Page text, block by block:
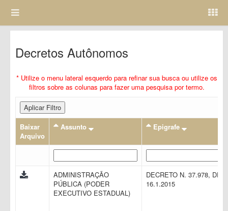
Decretos Autônomos
* Utilize o menu lateral esquerdo para refinar sua busca ou utilize os
filtros sobre as colunas para fazer uma pesquisa por termo.
Aplicar Filtro
Baixar
Arquivo
Assunto Epigrafe
ADMINISTRAÇÃO
PÚBLICA (PODER
EXECUTIVO ESTADUAL)
DECRETO N. 37.978, DE
16.1.2015